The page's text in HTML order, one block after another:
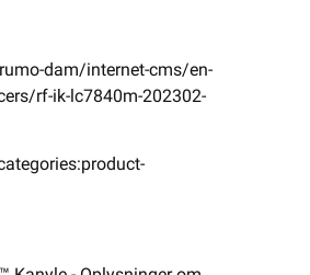
dam/internet-cms/en-
rf-ik-lc7840m-202302-